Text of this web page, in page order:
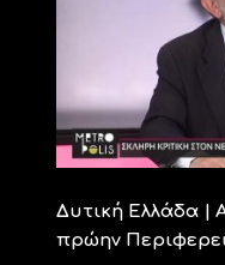
Δυτική Ελλάδα |
πρώην